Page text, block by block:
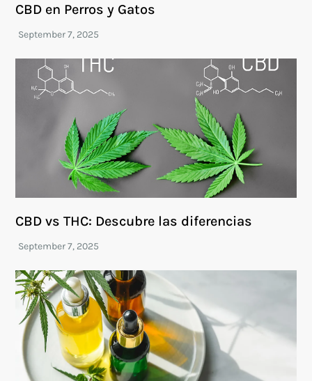
CBD en Perros y Gatos
CBD vs THC: Descubre las diferencias